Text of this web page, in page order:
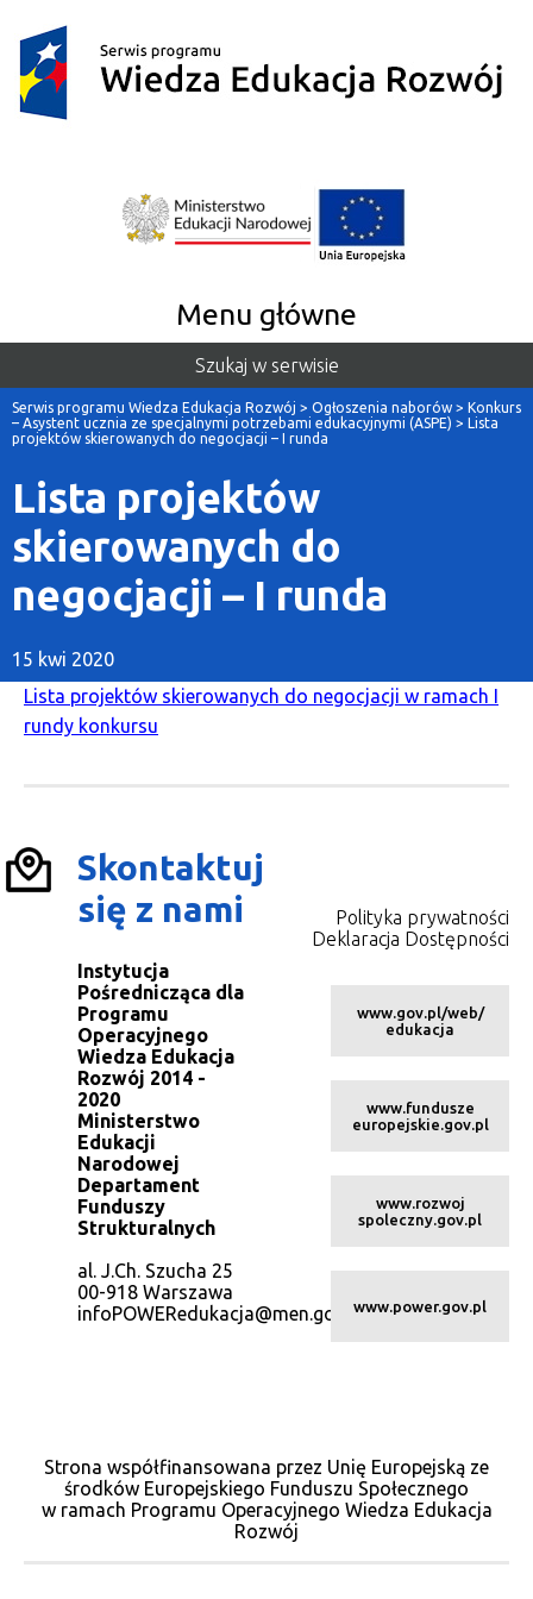
Menu główne
Szukaj w serwisie
Serwis programu Wiedza Edukacja Rozwój > Ogłoszenia naborów > Konkurs
– Asystent ucznia ze specjalnymi potrzebami edukacyjnymi (ASPE) > Lista
projektów skierowanych do negocjacji – I runda
Lista projektów
skierowanych do
negocjacji – I runda
15 kwi 2020
Lista projektów skierowanych do negocjacji w ramach I
rundy konkursu
Skontaktuj
się z nami
Instytucja
Pośrednicząca dla
Programu
Operacyjnego
Wiedza Edukacja
Rozwój 2014 -
2020
Ministerstwo
Edukacji
Narodowej
Departament
Funduszy
Strukturalnych
al. J.Ch. Szucha 25
00-918 Warszawa
infoPOWERedukacja@men.gov.pl
Polityka prywatności
Deklaracja Dostępności
www.gov.pl/web/
edukacja
www.fundusze
europejskie.gov.pl
www.rozwoj
spoleczny.gov.pl
www.power.gov.pl
Strona współfinansowana przez Unię Europejską ze
środków Europejskiego Funduszu Społecznego
w ramach Programu Operacyjnego Wiedza Edukacja
Rozwój